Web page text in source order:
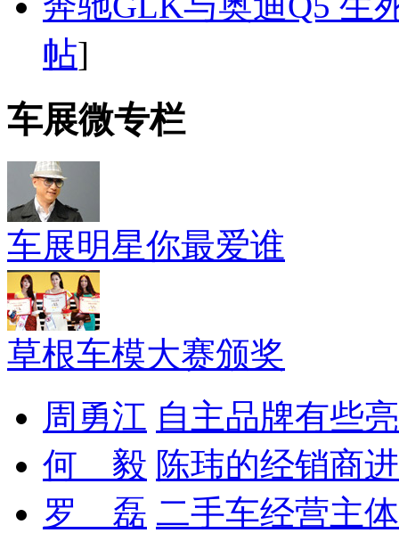
帖]
车展微专栏
车展明星你最爱谁
草根车模大赛颁奖
周勇江 自主品牌有些
何 毅 陈玮的经销商
罗 磊 二手车经营主